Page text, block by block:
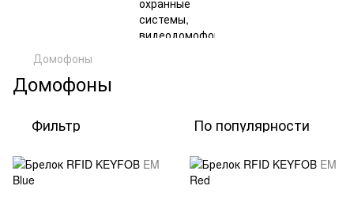
Домофоны
Домофоны
Фильтр По популярности